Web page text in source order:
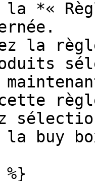
la *«
la
la buy